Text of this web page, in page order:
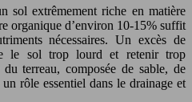
sol extrêmement riche en matière
organique d’environ 10-15% suffit
nécessaires. Un excès de
le sol trop lourd et retenir trop
terreau, composée de sable, de
rôle essentiel dans le drainage et